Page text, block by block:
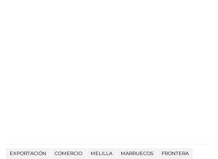
EXPORTACIÓN COMERCIO MELILLA MARRUECOS
FRONTERA